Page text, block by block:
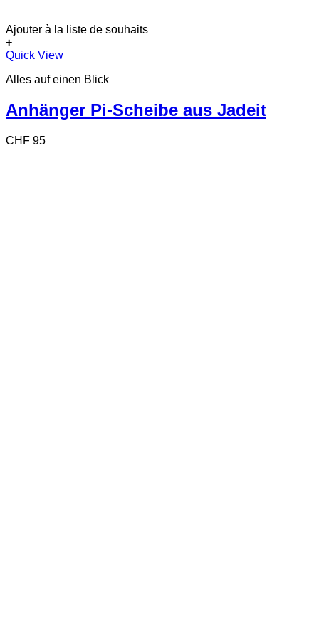
Ajouter à la liste de souhaits
+
Dieses
weist
Varianten
auf.
Optionen
Quick View
Alles auf einen Blick
Anhänger Pi-Scheibe aus Jadeit
CHF 95